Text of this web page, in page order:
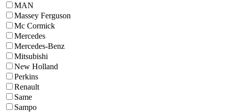
MAN
Massey Ferguson
Mc Cormick
Mercedes
Mercedes-Benz
Mitsubishi
New Holland
Perkins
Renault
Same
Sampo